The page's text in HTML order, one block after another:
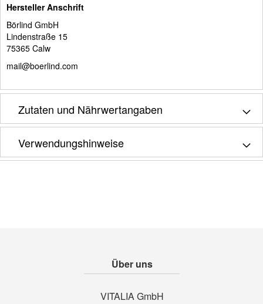
Hersteller Anschrift
Börlind GmbH
Lindenstraße 15
75365 Calw
mail@boerlind.com
Zutaten und Nährwertangaben
Verwendungshinweise
Über uns
VITALIA GmbH